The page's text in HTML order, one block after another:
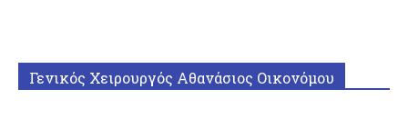
Γενικός Χειρουργός Αθανάσιος Οικονόμου